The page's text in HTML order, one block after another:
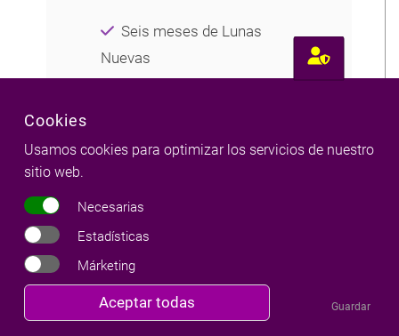
Seis meses de Lunas
Nuevas
Numerología anual
Anual Más popular
Cookies
Usamos cookies para optimizar los servicios de nuestro
sitio web.
Necesarias
Estadísticas
Márketing
Aceptar todas Guardar